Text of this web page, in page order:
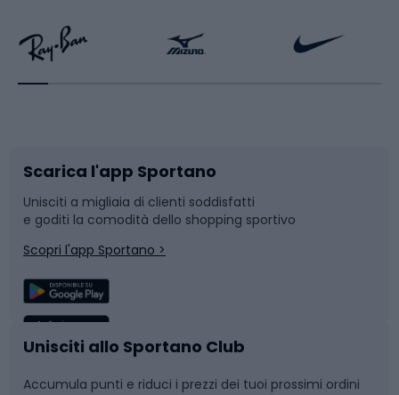
Bikepacking
Bushcraft
Corsa
Sport di squadra
Caschi da ciclismo
Sport con le racchette
Slitte e slittini
Snowboard
Camminata nordica
Nuoto
Scarica l'app Sportano
Unisciti a migliaia di clienti soddisfatti
e goditi la comodità dello shopping sportivo
Scopri l'app Sportano >
Unisciti allo Sportano Club
Accumula punti e riduci i prezzi dei tuoi prossimi ordini